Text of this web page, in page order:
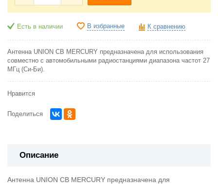
Есть в наличии В избранные К сравнению
Антенна UNION CB MERCURY предназначена для использования
совместно с автомобильными радиостанциями диапазона частот 27
МГц (Си-Би).
Нравится
Поделиться
Описание
Антенна UNION CB MERCURY предназначена для